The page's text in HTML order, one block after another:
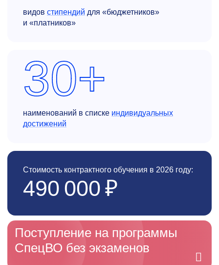
видов стипендий для «бюджетников»
и «платников»
30+
наименований в списке индивидуальных
достижений
Стоимость контрактного обучения в 2026 году:
490 000 ₽
Поступление на программы
СпецВО без экзаменов